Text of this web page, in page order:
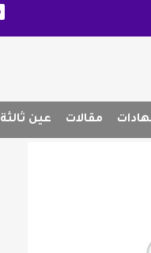
مقالات عين ثالثة